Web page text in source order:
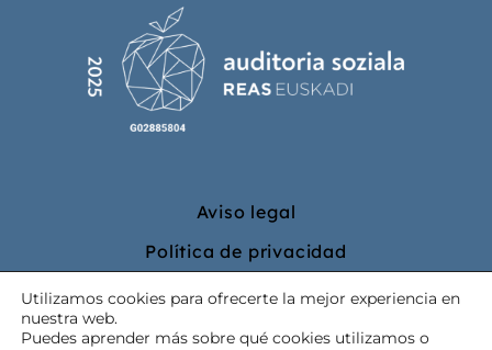
Aviso legal
Política de privacidad
Política de cookies
Utilizamos cookies para ofrecerte la mejor experiencia en
nuestra web.
Puedes aprender más sobre qué cookies utilizamos o